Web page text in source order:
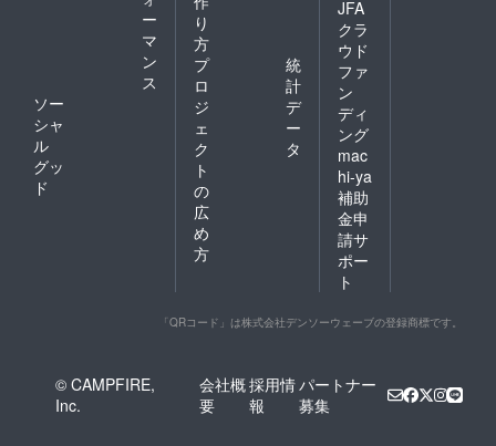
ー
マ
ン
ス
ソー
シャ
ル
グッ
ド
り
方
プ
ロ
ジ
ェ
ク
ト
の
広
め
方
統
計
デ
ー
タ
JFA
クラ
ウド
ファ
ン
ディ
ング
mac
hi-ya
補助
金申
請サ
ポー
ト
「QRコード」は株式会社デンソーウェーブの登録商標です。
© CAMPFIRE,
Inc.
会社概
要
採用情
報
パートナー
募集